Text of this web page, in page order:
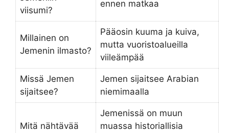
viisumi?
ennen matkaa
Millainen on
Jemenin ilmasto?
Pääosin kuuma ja kuiva,
mutta vuoristoalueilla
viileämpää
Missä Jemen
sijaitsee?
Jemen sijaitsee Arabian
niemimaalla
Mitä nähtävää
Jemenissä on muun
muassa historiallisia